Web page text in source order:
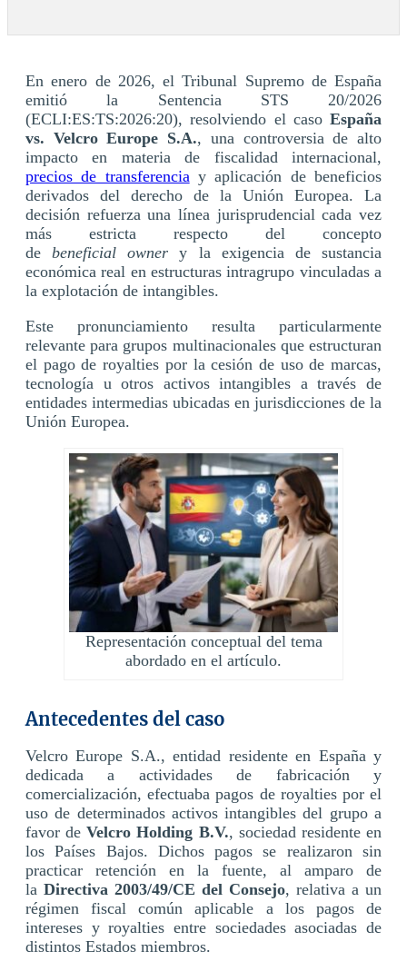
En enero de 2026, el Tribunal Supremo de España
emitió la Sentencia STS 20/2026
(ECLI:ES:TS:2026:20), resolviendo el caso España
vs. Velcro Europe S.A., una controversia de alto
impacto en materia de fiscalidad internacional,
precios de transferencia y aplicación de beneficios
derivados del derecho de la Unión Europea. La
decisión refuerza una línea jurisprudencial cada vez
más estricta respecto del concepto
debeneficial owner y la exigencia de sustancia
económica real en estructuras intragrupo vinculadas a
la explotación de intangibles.
Este pronunciamiento resulta particularmente
relevante para grupos multinacionales que estructuran
el pago de royalties por la cesión de uso de marcas,
tecnología u otros activos intangibles a través de
entidades intermedias ubicadas en jurisdicciones de la
Unión Europea.
Representación conceptual del tema
abordado en el artículo.
Antecedentes del caso
Velcro Europe S.A., entidad residente en España y
dedicada a actividades de fabricación y
comercialización, efectuaba pagos de royalties por el
uso de determinados activos intangibles del grupo a
favor deVelcro Holding B.V., sociedad residente en
los Países Bajos. Dichos pagos se realizaron sin
practicar retención en la fuente, al amparo de
la Directiva 2003/49/CE del Consejo, relativa a un
régimen fiscal común aplicable a los pagos de
intereses y royalties entre sociedades asociadas de
distintos Estados miembros.